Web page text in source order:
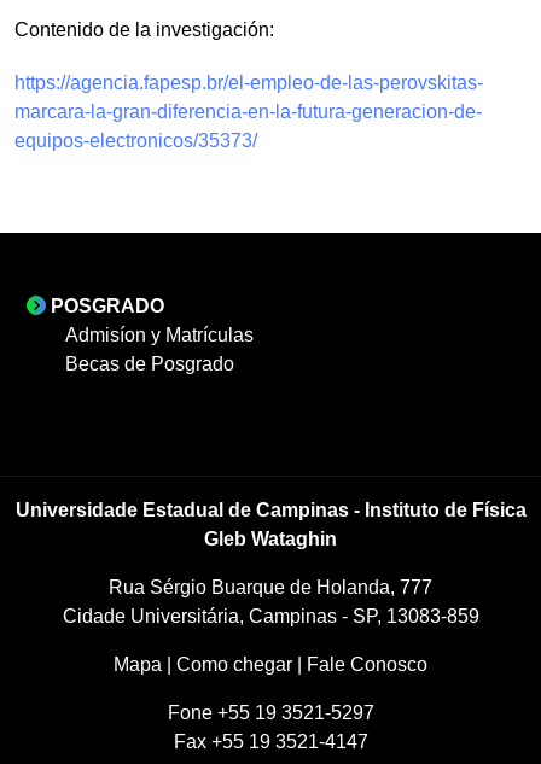
Contenido de la investigación:
https://agencia.fapesp.br/el-empleo-de-las-perovskitas-
marcara-la-gran-diferencia-en-la-futura-generacion-de-
equipos-electronicos/35373/
POSGRADO
Admisíon y Matrículas
Becas de Posgrado
Universidade Estadual de Campinas - Instituto de Física
Gleb Wataghin
Rua Sérgio Buarque de Holanda, 777
Cidade Universitária, Campinas - SP, 13083-859
Mapa Como chegar Fale Conosco
Fone +55 19 3521-5297
Fax +55 19 3521-4147